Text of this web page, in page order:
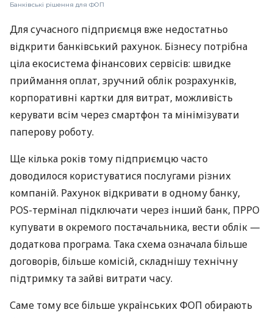
Банківські рішення для ФОП
Для сучасного підприємця вже недостатньо
відкрити банківський рахунок. Бізнесу потрібна
ціла екосистема фінансових сервісів: швидке
приймання оплат, зручний облік розрахунків,
корпоративні картки для витрат, можливість
керувати всім через смартфон та мінімізувати
паперову роботу.
Ще кілька років тому підприємцю часто
доводилося користуватися послугами різних
компаній. Рахунок відкривати в одному банку,
POS-термінал підключати через інший банк, ПРРО
купувати в окремого постачальника, вести облік —
додаткова програма. Така схема означала більше
договорів, більше комісій, складнішу технічну
підтримку та зайві витрати часу.
Саме тому все більше українських ФОП обирають